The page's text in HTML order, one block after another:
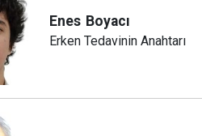
Enes Boyacı
Erken Tedavinin Anahtarı